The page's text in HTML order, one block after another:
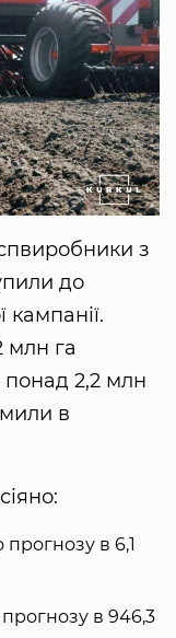
з
до
кампанії.
млн га
понад 2,2 млн
в
в 6,1
в 946,3